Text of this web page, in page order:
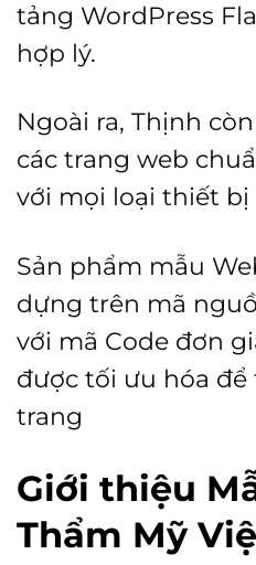
tảng WordPress
hợp lý.
Ngoài ra, Thịnh
các trang web
với mọi loại thiết
Sản phẩm mẫu
dựng trên mã
với mã Code đơn
được tối ưu hóa
trang
Giới thiệu
Thẩm Mỹ